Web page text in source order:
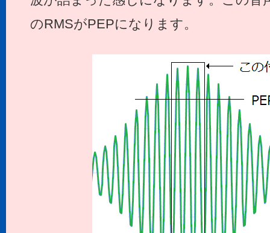
のRMSがPEPになります。